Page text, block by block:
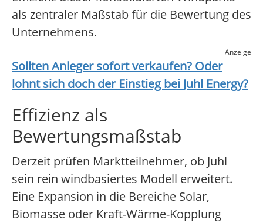
als zentraler Maßstab für die Bewertung des
Unternehmens.
Anzeige
Sollten Anleger sofort verkaufen? Oder
lohnt sich doch der Einstieg bei Juhl Energy?
Effizienz als
Bewertungsmaßstab
Derzeit prüfen Marktteilnehmer, ob Juhl
sein rein windbasiertes Modell erweitert.
Eine Expansion in die Bereiche Solar,
Biomasse oder Kraft-Wärme-Kopplung